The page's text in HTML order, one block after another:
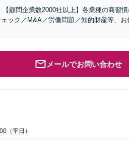
顧問企業数2000社以上】各業種の商習
ック／M&A／労働問題／知的財産等、お
メールでお問い合わせ
（平日）